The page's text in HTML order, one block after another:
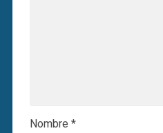
Nombre *